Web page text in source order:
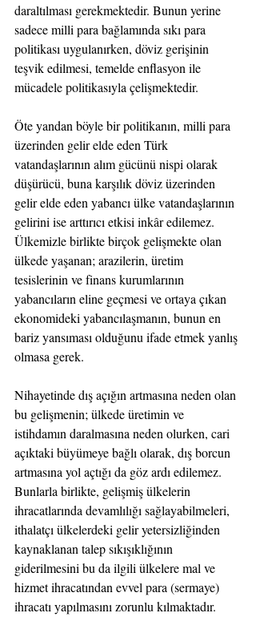
daraltılması gerekmektedir. Bunun yerine
sadece milli para bağlamında sıkı para
politikası uygulanırken, döviz gerişinin
teşvik edilmesi, temelde enflasyon ile
mücadele politikasıyla çelişmektedir.
Öte yandan böyle bir politikanın, milli para
üzerinden gelir elde eden Türk
vatandaşlarının alım gücünü nispi olarak
düşürücü, buna karşılık döviz üzerinden
gelir elde eden yabancı ülke vatandaşlarının
gelirini ise arttırıcı etkisi inkâr edilemez.
Ülkemizle birlikte birçok gelişmekte olan
ülkede yaşanan; arazilerin, üretim
tesislerinin ve finans kurumlarının
yabancıların eline geçmesi ve ortaya çıkan
ekonomideki yabancılaşmanın, bunun en
bariz yansıması olduğunu ifade etmek yanlış
olmasa gerek.
Nihayetinde dış açığın artmasına neden olan
bu gelişmenin; ülkede üretimin ve
istihdamın daralmasına neden olurken, cari
açıktaki büyümeye bağlı olarak, dış borcun
artmasına yol açtığı da göz ardı edilemez.
Bunlarla birlikte, gelişmiş ülkelerin
ihracatlarında devamlılığı sağlayabilmeleri,
ithalatçı ülkelerdeki gelir yetersizliğinden
kaynaklanan talep sıkışıklığının
giderilmesini bu da ilgili ülkelere mal ve
hizmet ihracatından evvel para (sermaye)
ihracatı yapılmasını zorunlu kılmaktadır.